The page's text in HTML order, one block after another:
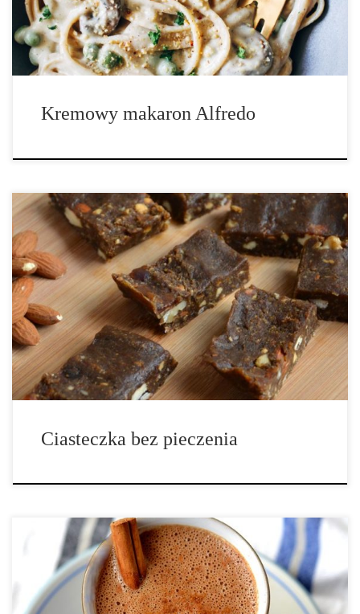
dużej patelni rozgrzej oliwę, a następnie dodaj czosnek. Po lekkim
przesmażeniu, do […]
Kremowy makaron Alfredo
Czas przygotowania: 10 minut Całkowity czas: 10 minut Łuskane
nasiona konopi, białko z konopi i pestki dyni czynią ten przepis
wypełniony po brzegi białkiem co sprawia, że jest to naprawdę
satysfakcjonująca przekąska. Składniki: ¼ szklanki oleju
kokosowego (dopuszczalnym zamiennikiem jest masło) ¼ szklanki
masła orzechowego (migdałowe lub z orzechów ziemnych) ⅓
szklanki płatków kokosowych ¼ szklanek rodzynek 3 łyżki
płatków […]
Ciasteczka bez pieczenia
Ilość porcji: 2 – 3 porcje. Składniki: 3 szklanki gorącej, zaparzonej
czekolady 1/4 szklanki łuskanych nasion konopi 1/4 szklanki
nerkowców (najlepiej wcześniej moczonych w wodzie) 3 łyżki